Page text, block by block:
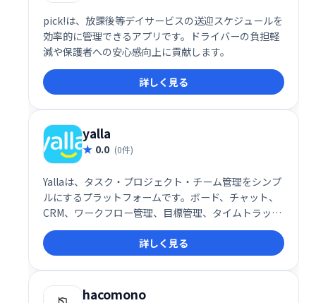
pick!は、放課後等デイサービスの送迎スケジュールを
効率的に管理できるアプリです。ドライバーの負担軽
減や保護者への安心感向上に貢献します。
詳しく見る
yalla
0.0 (0件)
Yallaは、タスク・プロジェクト・チーム管理をシンプ
ルにするプラットフォームです。ボード、チャット、
CRM、ワークフロー管理、目標管理、タイムトラッキ
ング、ガントチャートなど、必要な機能を網羅。直感
的な操作性で、チームの生産性向上と円滑な連携を実
現します。
詳しく見る
hacomono